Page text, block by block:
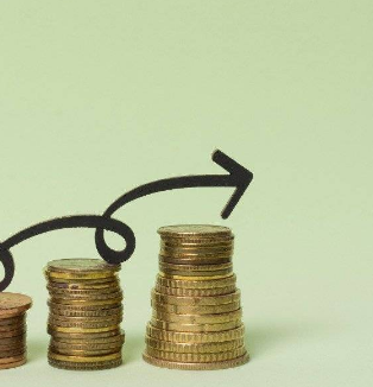
Investitori
Quando la finanza pesa